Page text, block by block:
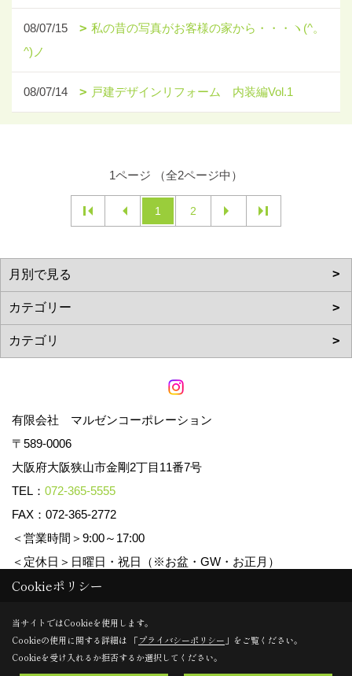
08/07/15
私の昔の写真がお客様の家から・・・ヽ(^。
^)ノ
08/07/14 戸建デザインリフォーム 内装編Vol.1
1ページ （全2ページ中）
1 2
有限会社 マルゼンコーポレーション
〒589-0006
大阪府大阪狭山市金剛2丁目11番7号
TEL： 072-365-5555
FAX：072-365-2772
＜営業時間＞9:00～17:00
＜定休日＞日曜日・祝日（※お盆・GW・お正月）
Copyright (c) マルゼンコーポレーション. All Rights Reserved.
Produced byゴデスクリエイト
Cookieポリシー
当サイトではCookieを使用します。
Cookieの使用に関する詳細は 「プライバシーポリシー 」をご覧ください。
Cookieを受け入れるか拒否するか選択してください。